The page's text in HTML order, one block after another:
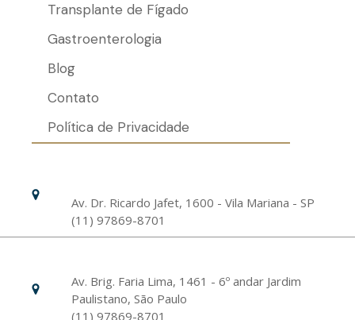
Transplante de Fígado
Gastroenterologia
Blog
Contato
Política de Privacidade
Av. Dr. Ricardo Jafet, 1600 - Vila Mariana - SP
(11) 97869-8701
Av. Brig. Faria Lima, 1461 - 6º andar Jardim
Paulistano, São Paulo
(11) 97869-8701